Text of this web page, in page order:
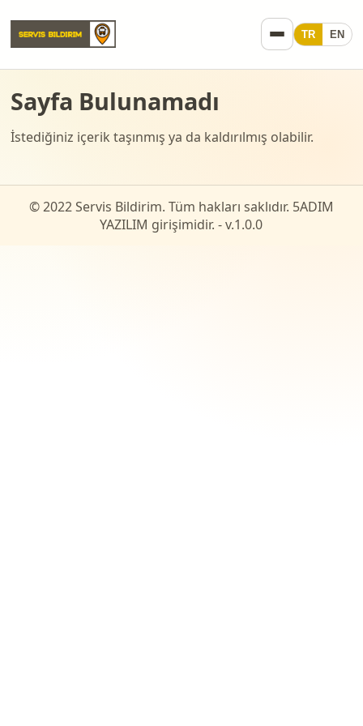
TR EN
Sayfa Bulunamadı
İstediğiniz içerik taşınmış ya da kaldırılmış olabilir.
© 2022 Servis Bildirim. Tüm hakları saklıdır. 5ADIM
YAZILIM girişimidir. - v.1.0.0